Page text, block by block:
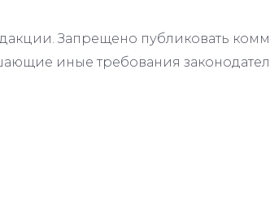
Запрещено публиковать
иные требования